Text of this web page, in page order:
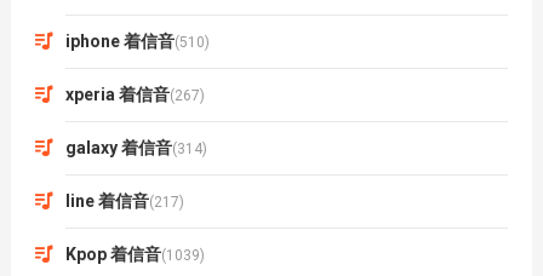
iphone 着信音(510)
xperia 着信音(267)
galaxy 着信音(314)
line 着信音(217)
Kpop 着信音(1039)